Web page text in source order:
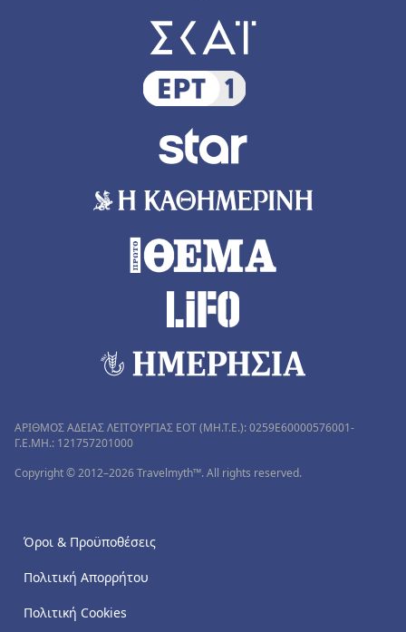
ΑΡΙΘΜΟΣ ΑΔΕΙΑΣ ΛΕΙΤΟΥΡΓΙΑΣ ΕΟΤ (MH.T.E.): 0259Ε60000576001-
Γ.Ε.ΜΗ.: 121757201000
Copyright © 2012–2026 Travelmyth™. All rights reserved.
Όροι & Προϋποθέσεις
Πολιτική Απορρήτου
Πολιτική Cookies